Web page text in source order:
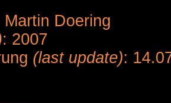
Doering
: 2007
(last update):